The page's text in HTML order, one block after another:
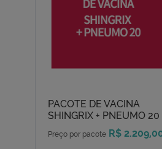
PACOTE DE VACINA
SHINGRIX + PNEUMO 20
Preço por pacote R$